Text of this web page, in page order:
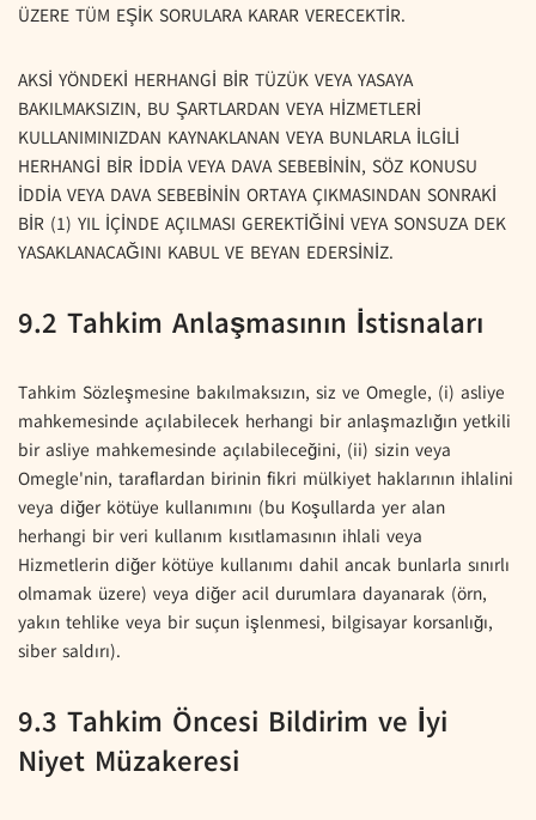
ÜZERE TÜM EŞİK SORULARA KARAR VERECEKTİR.
AKSİ YÖNDEKİ HERHANGİ BİR TÜZÜK VEYA YASAYA
BAKILMAKSIZIN, BU ŞARTLARDAN VEYA HİZMETLERİ
KULLANIMINIZDAN KAYNAKLANAN VEYA BUNLARLA İLGİLİ
HERHANGİ BİR İDDİA VEYA DAVA SEBEBİNİN, SÖZ KONUSU
İDDİA VEYA DAVA SEBEBİNİN ORTAYA ÇIKMASINDAN SONRAKİ
BİR (1) YIL İÇİNDE AÇILMASI GEREKTİĞİNİ VEYA SONSUZA DEK
YASAKLANACAĞINI KABUL VE BEYAN EDERSİNİZ.
9.2 Tahkim Anlaşmasının İstisnaları
Tahkim Sözleşmesine bakılmaksızın, siz ve Omegle, (i) asliye
mahkemesinde açılabilecek herhangi bir anlaşmazlığın yetkili
bir asliye mahkemesinde açılabileceğini, (ii) sizin veya
Omegle'nin, taraflardan birinin fikri mülkiyet haklarının ihlalini
veya diğer kötüye kullanımını (bu Koşullarda yer alan
herhangi bir veri kullanım kısıtlamasının ihlali veya
Hizmetlerin diğer kötüye kullanımı dahil ancak bunlarla sınırlı
olmamak üzere) veya diğer acil durumlara dayanarak (örn,
yakın tehlike veya bir suçun işlenmesi, bilgisayar korsanlığı,
siber saldırı).
9.3 Tahkim Öncesi Bildirim ve İyi
Niyet Müzakeresi